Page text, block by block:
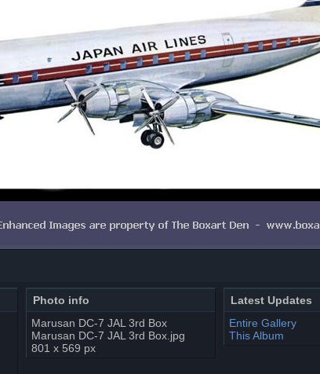
Photo info
Marusan DC-7 JAL 3rd Box
Marusan DC-7 JAL 3rd Box.jpg
801 x 569 px
Latest Updates
Entire Gallery
This Album